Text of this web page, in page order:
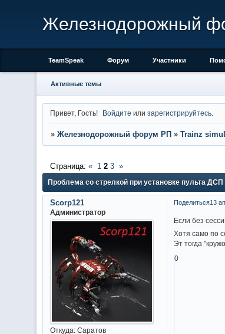
Железнодорожный
TeamSpeak Форум Участники
Активные темы
Привет, Гость! Войдите илизарегистрируйтесь
» Железнодорожный форум РП » Trainz
Проблема со стрелкой при установке пульта ДСП
Страница: « 1 2 3 »
Поделиться13
Scorp121
Администратор
Откуда:Саратов
Если без
Хотя само по
Эт тогда
0